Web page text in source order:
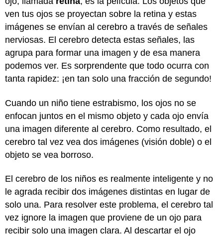
ven tus ojos se proyectan sobre la retina y estas
imágenes se envían al cerebro a través de señales
nerviosas. El cerebro detecta estas señales, las
agrupa para formar una imagen y de esa manera
podemos ver. Es sorprendente que todo ocurra con
tanta rapidez: ¡en tan solo una fracción de segundo!
Cuando un niño tiene estrabismo, los ojos no se
enfocan juntos en el mismo objeto y cada ojo envía
una imagen diferente al cerebro. Como resultado, el
cerebro tal vez vea dos imágenes (visión doble) o el
objeto se vea borroso.
El cerebro de los niños es realmente inteligente y no
le agrada recibir dos imágenes distintas en lugar de
solo una. Para resolver este problema, el cerebro tal
vez ignore la imagen que proviene de un ojo para
recibir solo una imagen clara. Al descartar el ojo